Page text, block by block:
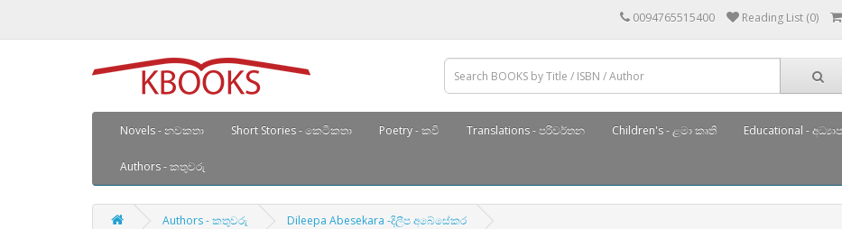
0094765515400 Reading List (0)
Novels - නවකතා Short Stories - කෙටිකතා Poetry - කවි Translations - පරිවර්තන Children's - ළමා කෘති Educational -
Authors - කතුවරු
Authors - කතුවරු Dileepa Abesekara -දිලීප අබේසේකර